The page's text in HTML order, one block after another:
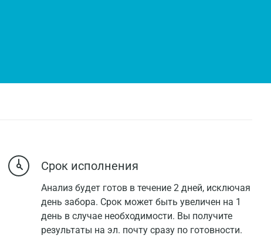
Срок исполнения
Анализ будет готов в течение 2 дней, исключая
день забора. Срок может быть увеличен на 1
день в случае необходимости. Вы получите
результаты на эл. почту сразу по готовности.